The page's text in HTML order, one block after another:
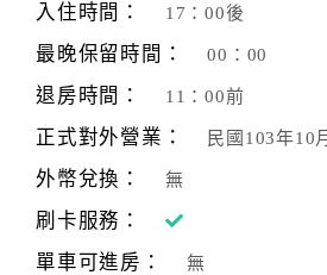
入住時間： 17：00後
最晚保留時間： 00：00
退房時間： 11：00前
正式對外營業： 民國103年10
外幣兌換： 無
刷卡服務：
單車可進房：
無